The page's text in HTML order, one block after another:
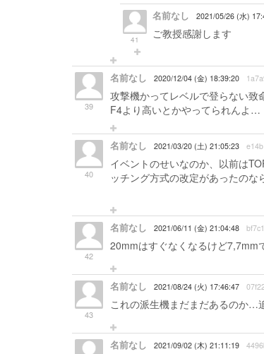
41
名前なし 2021/05/26 (水)
ご教授感謝します
39
名前なし 2020/12/04 (金) 18:39:20
攻撃機かってレベルで登らない
F4より高いとかやってられんよ…
40
名前なし 2021/03/20 (土) 21:05:23
イベントのせいなのか、以前は
ッチング方式の改定があったのな
42
名前なし 2021/06/11 (金) 21:04:48
20mmはすぐなくなるけど7,7mm
43
名前なし 2021/08/24 (火) 17:46:47
これの派生機まだまだあるのか…
名前なし 2021/09/02 (木) 21:11:19